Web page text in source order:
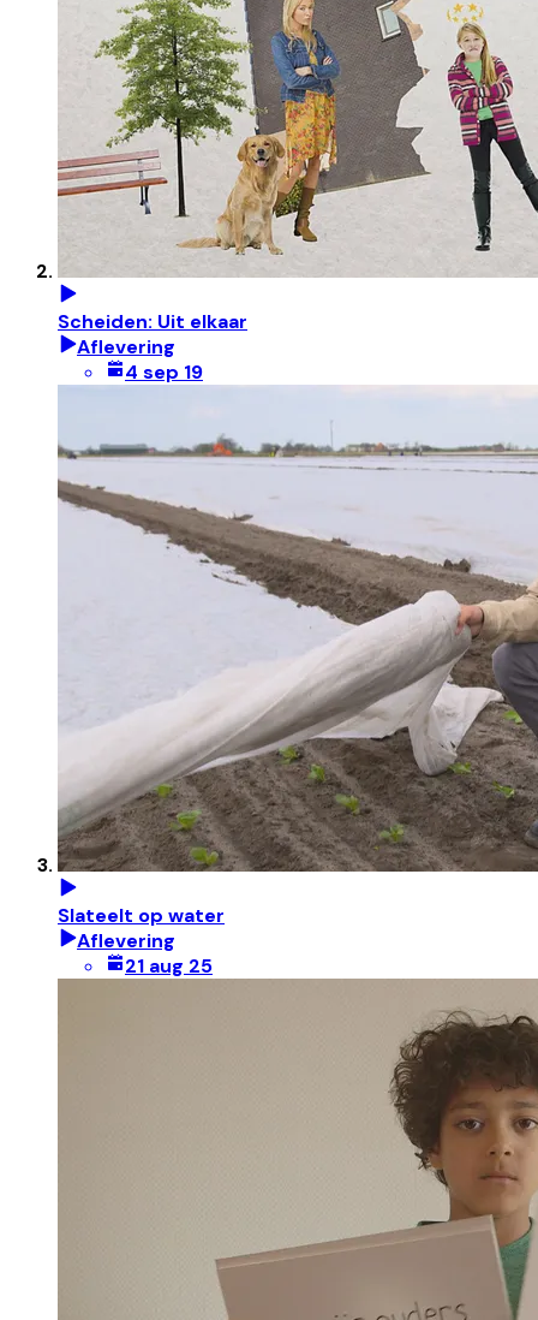
Scheiden: Uit elkaar
Aflevering
4 sep 19
Slateelt op water
Aflevering
21 aug 25